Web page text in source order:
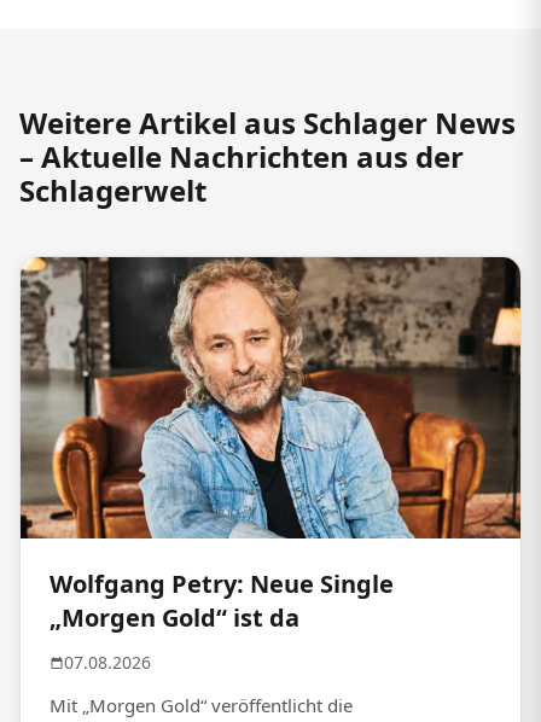
Weitere Artikel aus Schlager News
– Aktuelle Nachrichten aus der
Schlagerwelt
Wolfgang Petry: Neue Single
„Morgen Gold“ ist da
07.08.2026
Mit „Morgen Gold“ veröffentlicht die